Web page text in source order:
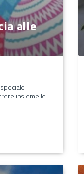
alle
insieme le